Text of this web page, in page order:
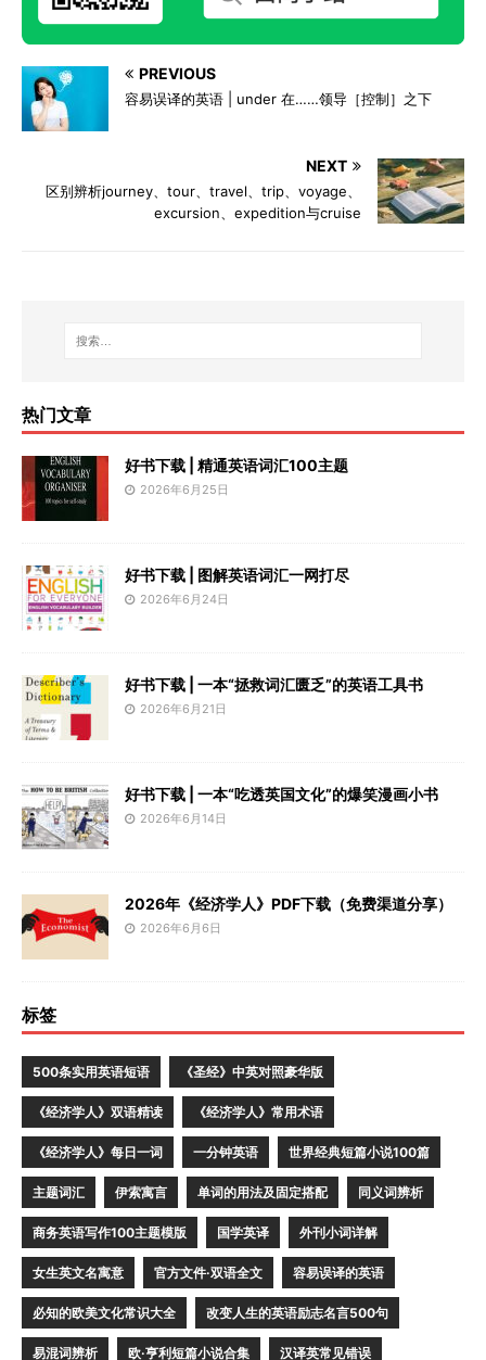
PREVIOUS
容易误译的英语 | under 在……领导［控制］之下
NEXT
区别辨析journey、tour、travel、trip、voyage、
excursion、expedition与cruise
热门文章
好书下载 | 精通英语词汇100主题
2026年6月25日
好书下载 | 图解英语词汇一网打尽
2026年6月24日
好书下载 | 一本“拯救词汇匮乏”的英语工具书
2026年6月21日
好书下载 | 一本“吃透英国文化”的爆笑漫画小书
2026年6月14日
2026年《经济学人》PDF下载（免费渠道分享）
2026年6月6日
标签
500条实用英语短语 《圣经》中英对照豪华版
《经济学人》双语精读 《经济学人》常用术语
《经济学人》每日一词 一分钟英语 世界经典短篇小说100篇
主题词汇 伊索寓言 单词的用法及固定搭配 同义词辨析
商务英语写作100主题模版 国学英译 外刊小词详解
女生英文名寓意 官方文件·双语全文 容易误译的英语
必知的欧美文化常识大全 改变人生的英语励志名言500句
易混词辨析 欧·亨利短篇小说合集 汉译英常见错误